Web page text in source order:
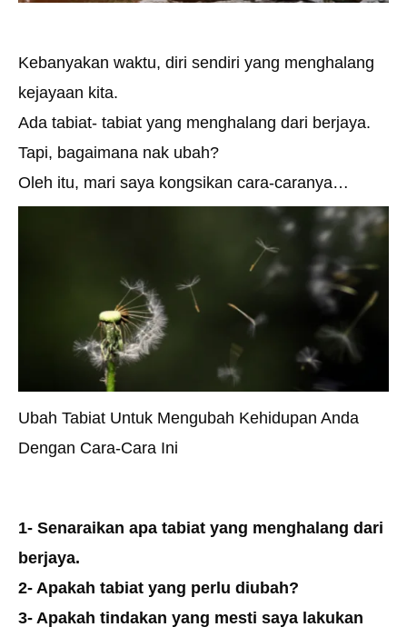
Kebanyakan waktu, diri sendiri yang menghalang
kejayaan kita.
Ada tabiat- tabiat yang menghalang dari berjaya.
Tapi, bagaimana nak ubah?
Oleh itu, mari saya kongsikan cara-caranya…
Ubah Tabiat Untuk Mengubah Kehidupan Anda
Dengan Cara-Cara Ini
1- Senaraikan apa tabiat yang menghalang dari
berjaya.
2- Apakah tabiat yang perlu diubah?
3- Apakah tindakan yang mesti saya lakukan